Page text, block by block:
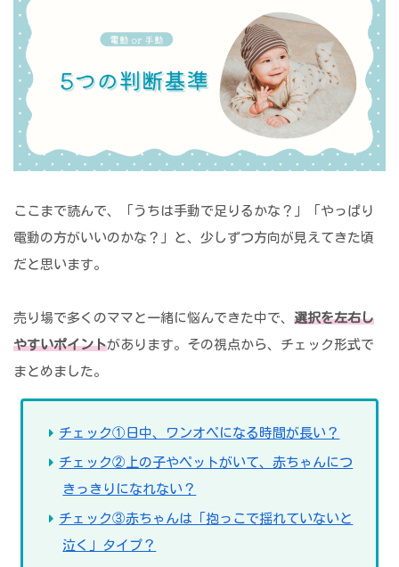
ここまで読んで、「うちは手動で足りるかな？」「やっぱり
電動の方がいいのかな？」と、少しずつ方向が見えてきた頃
だと思います。
売り場で多くのママと一緒に悩んできた中で、 選択を左右し
やすいポイントがあります。その視点から、チェック形式で
まとめました。
チェック①日中、ワンオペになる時間が長い？
チェック②上の子やペットがいて、赤ちゃんにつ
きっきりになれない？
チェック③赤ちゃんは「抱っこで揺れていないと
泣く」タイプ？